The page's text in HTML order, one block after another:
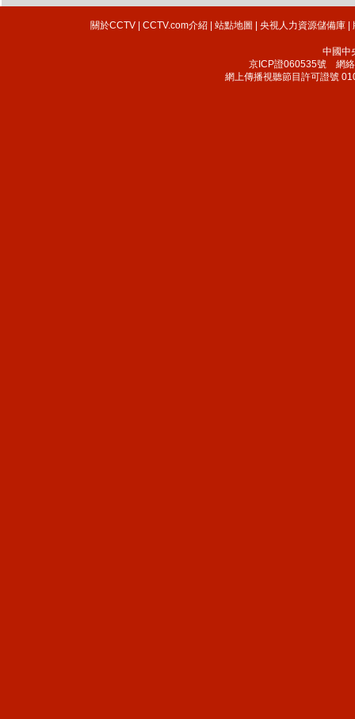
關於CCTV |CCTV.com介紹 |站點地圖 |央視人力資源儲備庫 |
中國中
京ICP證060535號 網絡
網上傳播視聽節目許可證號